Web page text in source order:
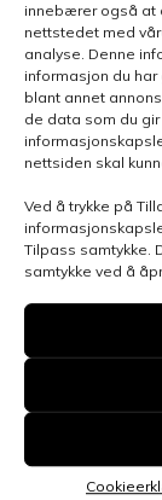
innebærer også at
nettstedet med
analyse. Denne
informasjon du
blant annet
de data som du
nettsiden skal
Ved å trykke på
Tilpass samtykke.
samtykke ved å
Henvendelsen
Send skjema